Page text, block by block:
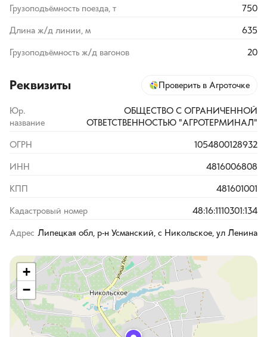
Грузоподъёмность поезда, т 750
Длина ж/д линии, м 635
Грузоподъёмность ж/д вагонов 20
Реквизиты Проверить в Агроточке
Юр.
название
ОБЩЕСТВО С ОГРАНИЧЕННОЙ
ОТВЕТСТВЕННОСТЬЮ "АГРОТЕРМИНАЛ"
ОГРН 1054800128932
ИНН 4816006808
КПП 481601001
Кадастровый номер 48:16:1110301:134
Адрес Липецкая обл, р-н Усманский, с Никольское, ул Ленина
+
−